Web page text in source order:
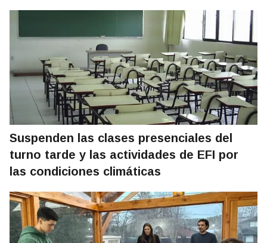
Suspenden las clases presenciales del
turno tarde y las actividades de EFI por
las condiciones climáticas